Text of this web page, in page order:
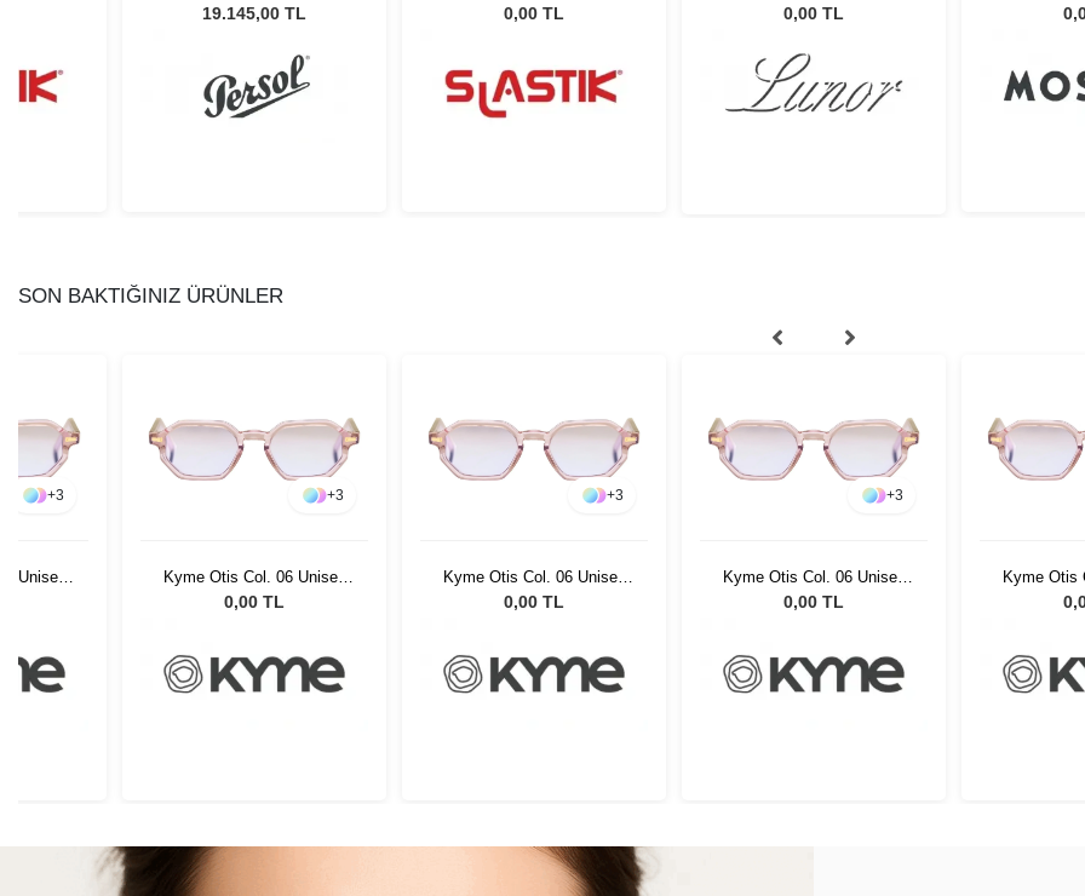
Unisex Güneş Gözlüğü
19.145,00 TL
Opt
0,00 TL 0,00 TL
SON BAKTIĞINIZ ÜRÜNLER
+3
Unisex
+3
Kyme Otis Col. 06 Unisex
Güneş Gözlüğü
0,00 TL
+3
Kyme Otis Col. 06 Unisex
Güneş Gözlüğü
0,00 TL
+3
Kyme Otis Col. 06 Unisex
Güneş Gözlüğü
0,00 TL
Kyme Otis